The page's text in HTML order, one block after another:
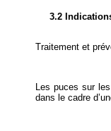
3.2
Traitement et
Les puces sur
dans le cadre